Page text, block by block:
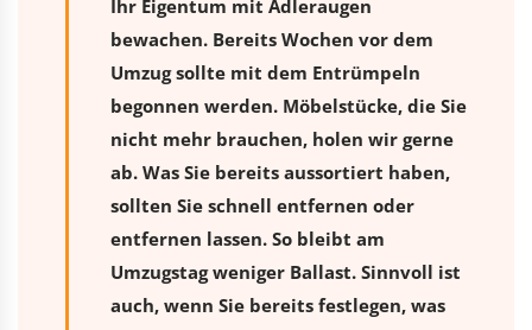
Ihr Eigentum mit Adleraugen
bewachen. Bereits Wochen vor dem
Umzug sollte mit dem Entrümpeln
begonnen werden. Möbelstücke, die Sie
nicht mehr brauchen, holen wir gerne
ab. Was Sie bereits aussortiert haben,
sollten Sie schnell entfernen oder
entfernen lassen. So bleibt am
Umzugstag weniger Ballast. Sinnvoll ist
auch, wenn Sie bereits festlegen, was